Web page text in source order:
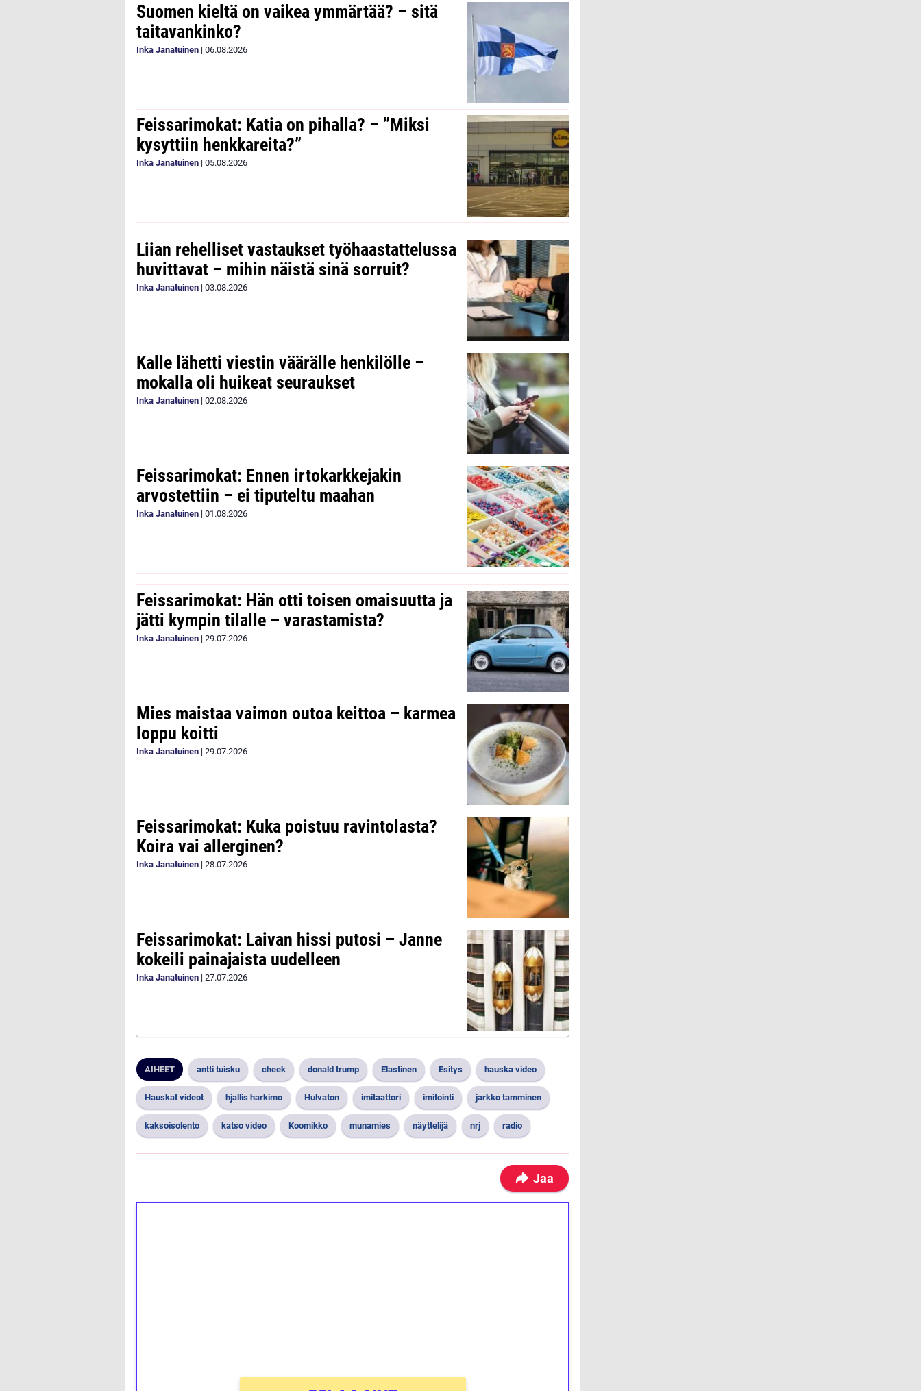
Suomen kieltä on vaikea ymmärtää? – sitä
taitavankinko?
Inka Janatuinen | 06.08.2026
Feissarimokat: Katia on pihalla? – ”Miksi
kysyttiin henkkareita?”
Inka Janatuinen | 05.08.2026
Liian rehelliset vastaukset työhaastattelussa
huvittavat – mihin näistä sinä sorruit?
Inka Janatuinen | 03.08.2026
Kalle lähetti viestin väärälle henkilölle –
mokalla oli huikeat seuraukset
Inka Janatuinen | 02.08.2026
Feissarimokat: Ennen irtokarkkejakin
arvostettiin – ei tiputeltu maahan
Inka Janatuinen | 01.08.2026
Feissarimokat: Hän otti toisen omaisuutta ja
jätti kympin tilalle – varastamista?
Inka Janatuinen | 29.07.2026
Mies maistaa vaimon outoa keittoa – karmea
loppu koitti
Inka Janatuinen | 29.07.2026
Feissarimokat: Kuka poistuu ravintolasta?
Koira vai allerginen?
Inka Janatuinen | 28.07.2026
Feissarimokat: Laivan hissi putosi – Janne
kokeili painajaista uudelleen
Inka Janatuinen | 27.07.2026
AIHEET antti tuisku cheek donald trump Elastinen Esitys hauska video
Hauskat videot hjallis harkimo Hulvaton imitaattori imitointi jarkko tamminen
kaksoisolento katso video Koomikko munamies näyttelijä nrj radio
Jaa